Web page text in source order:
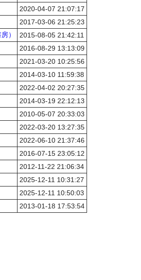
2020-04-07 21:07:17
2017-03-06 21:25:23
）
2015-08-05 21:42:11
2016-08-29 13:13:09
2021-03-20 10:25:56
2014-03-10 11:59:38
2022-04-02 20:27:35
2014-03-19 22:12:13
2010-05-07 20:33:03
2022-03-20 13:27:35
2022-06-10 21:37:46
2016-07-15 23:05:12
2012-11-22 21:06:34
2025-12-11 10:31:27
2025-12-11 10:50:03
2013-01-18 17:53:54